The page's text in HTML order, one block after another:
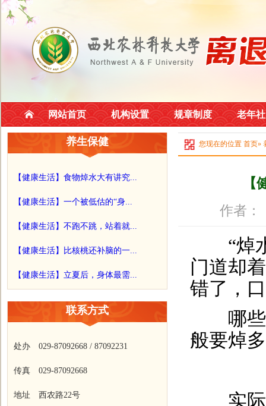
网站首页 机构设置 规章制度 老年
养生保健
【健康生活】食物焯水大有讲究...
【健康生活】一个被低估的“身...
【健康生活】不跑不跳，站着就...
【健康生活】比核桃还补脑的一...
【健康生活】立夏后，身体最需...
联系方式
处办 029-87092668 / 87092231
传真 029-87092668
地址 西农路22号
您现在的位置 首页»
作者
“焯水
门道却
错了，
哪些
般要焯
实际